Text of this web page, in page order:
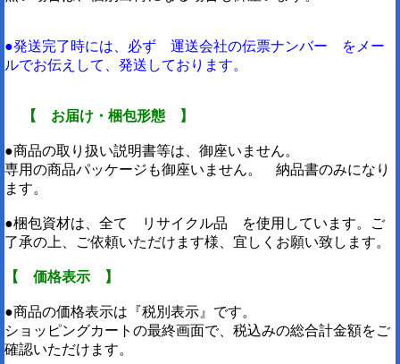
●発送完了時には、必ず 運送会社の伝票ナンバー をメー
ルでお伝えして、発送しております。
【 お届け・梱包形態 】
●商品の取り扱い説明書等は、御座いません。
専用の商品パッケージも御座いません。 納品書のみになり
ます。
●梱包資材は、全て リサイクル品 を使用しています。ご
了承の上、ご依頼いただけます様、宜しくお願い致します。
【 価格表示 】
●商品の価格表示は『税別表示』です。
ショッピングカートの最終画面で、税込みの総合計金額をご
確認いただけます。